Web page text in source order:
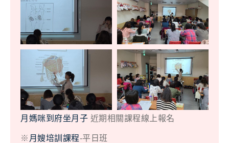
月媽咪到府坐月子 近期相關課程線上報名
※ 月嫂培訓課程-平日班